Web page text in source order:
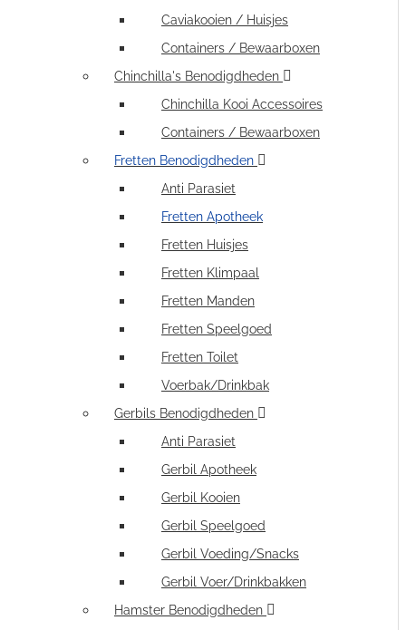
Caviakooien / Huisjes
Containers / Bewaarboxen
Chinchilla's Benodigdheden
Chinchilla Kooi Accessoires
Containers / Bewaarboxen
Fretten Benodigdheden
Anti Parasiet
Fretten Apotheek
Fretten Huisjes
Fretten Klimpaal
Fretten Manden
Fretten Speelgoed
Fretten Toilet
Voerbak/Drinkbak
Gerbils Benodigdheden
Anti Parasiet
Gerbil Apotheek
Gerbil Kooien
Gerbil Speelgoed
Gerbil Voeding/Snacks
Gerbil Voer/Drinkbakken
Hamster Benodigdheden